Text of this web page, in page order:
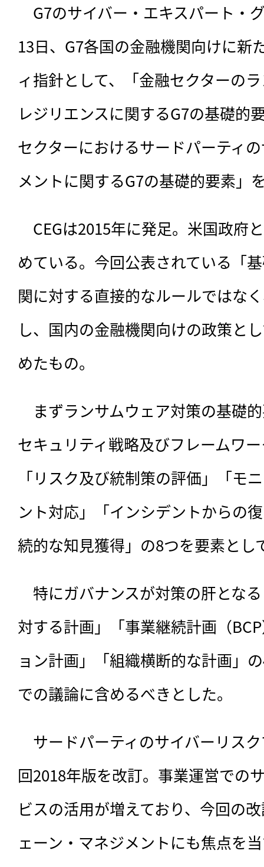
G7のサイバー・エキスパート・
13日、G7各国の金融機関向けに新
ィ指針として、「金融セクターの
レジリエンスに関するG7の基礎的
セクターにおけるサードパーティ
メントに関するG7の基礎的要素」
CEGは2015年に発足。米国政府
めている。今回公表されている「
関に対する直接的なルールではな
し、国内の金融機関向けの政策と
めたもの。
まずランサムウェア対策の基礎
セキュリティ戦略及びフレームワ
「リスク及び統制策の評価」「モ
ント対応」「インシデントからの
続的な知見獲得」の8つを要素とし
特にガバナンスが対策の肝とな
対する計画」「事業継続計画（
ョン計画」「組織横断的な計画」
での議論に含めるべきとした。
サードパーティのサイバーリス
回2018年版を改訂。事業運営での
ビスの活用が増えており、今回の
ェーン・マネジメントにも焦点を